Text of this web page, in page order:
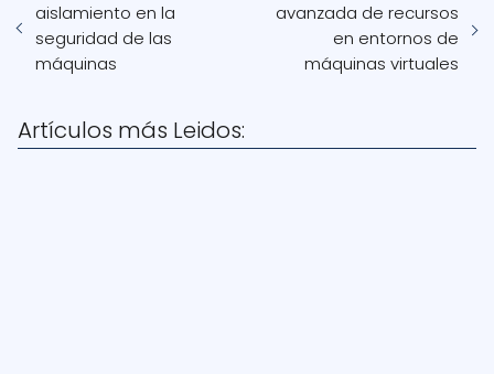
aislamiento en la
seguridad de las
máquinas
avanzada de recursos
en entornos de
máquinas virtuales
Artículos más Leidos: